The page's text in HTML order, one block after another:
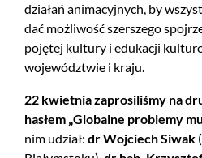
działań animacyjnych, by
dać możliwość szerszego
pojętej kultury i edukacji
województwie i kraju.
22 kwietnia zaprosiliśmy na
hasłem „Globalne problemy
nim udział: dr Wojciech Siwak